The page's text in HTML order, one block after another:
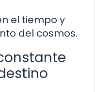
el tiempo y
del cosmos.